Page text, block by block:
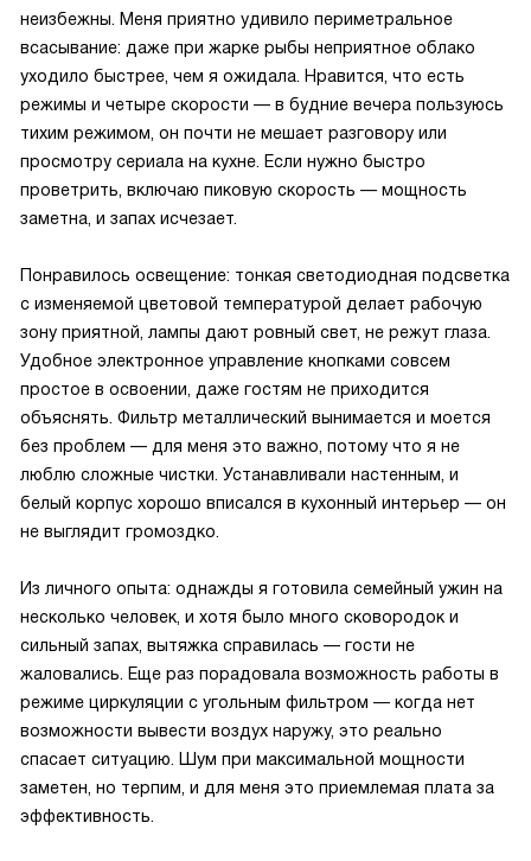
неизбежны. Меня приятно удивило периметральное
всасывание: даже при жарке рыбы неприятное облако
уходило быстрее, чем я ожидала. Нравится, что есть
режимы и четыре скорости — в будние вечера пользуюсь
тихим режимом, он почти не мешает разговору или
просмотру сериала на кухне. Если нужно быстро
проветрить, включаю пиковую скорость — мощность
заметна, и запах исчезает.
Понравилось освещение: тонкая светодиодная подсветка
с изменяемой цветовой температурой делает рабочую
зону приятной, лампы дают ровный свет, не режут глаза.
Удобное электронное управление кнопками совсем
простое в освоении, даже гостям не приходится
объяснять. Фильтр металлический вынимается и моется
без проблем — для меня это важно, потому что я не
люблю сложные чистки. Устанавливали настенным, и
белый корпус хорошо вписался в кухонный интерьер — он
не выглядит громоздко.
Из личного опыта: однажды я готовила семейный ужин на
несколько человек, и хотя было много сковородок и
сильный запах, вытяжка справилась — гости не
жаловались. Еще раз порадовала возможность работы в
режиме циркуляции с угольным фильтром — когда нет
возможности вывести воздух наружу, это реально
спасает ситуацию. Шум при максимальной мощности
заметен, но терпим, и для меня это приемлемая плата за
эффективность.